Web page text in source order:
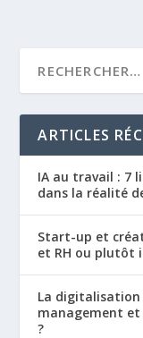
ARTICLES
IA au travail : 7
dans la réalité
Start-up et
et RH ou plutôt
La digitalisation
management et
?